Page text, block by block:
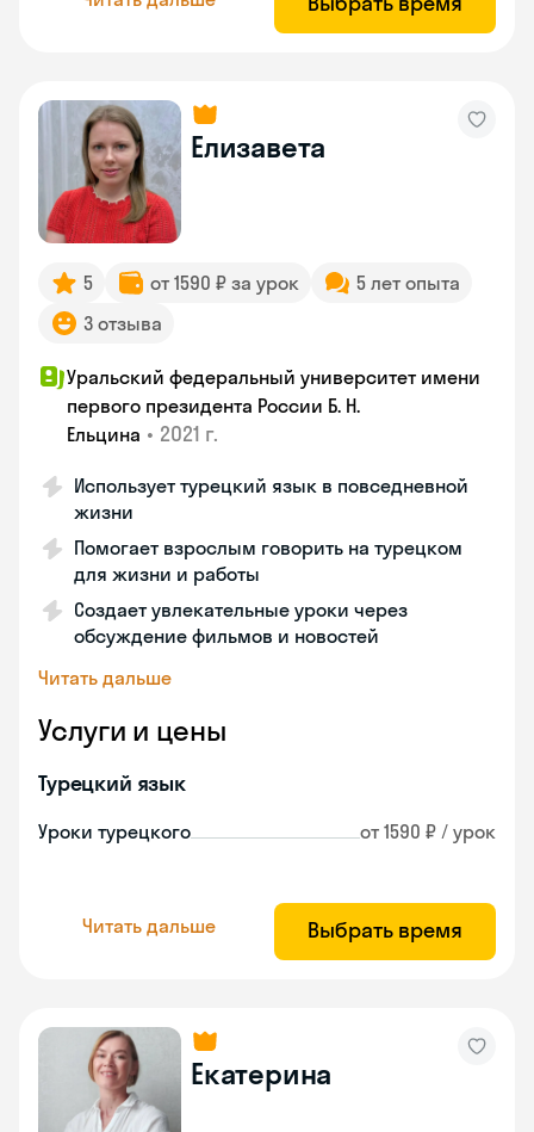
Елизавета
5 от 1590 ₽ за урок
5 лет опыта
3 отзыва
Уральский федеральный университет имени
первого президента России Б. Н.
Ельцина • 2021 г.
Использует турецкий язык в повседневной
жизни
Помогает взрослым говорить на турецком
для жизни и работы
Создает увлекательные уроки через
обсуждение фильмов и новостей
Читать дальше
Услуги и цены
Турецкий язык
Уроки турецкого от 1590 ₽ / урок
Читать дальше Выбрать время
Екатерина